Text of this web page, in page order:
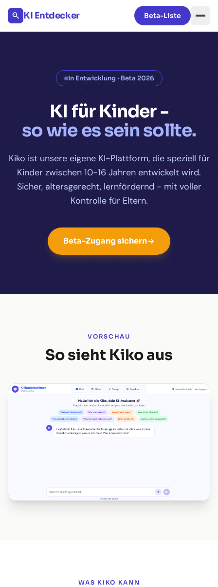
KI Entdecker Beta-Liste
In Entwicklung · Beta 2026
KI für Kinder -
so wie es sein sollte.
Kiko ist unsere eigene KI-Plattform, die speziell für
Kinder zwischen 10-16 Jahren entwickelt wird.
Sicher, altersgerecht, lernfördernd - mit voller
Kontrolle für Eltern.
Beta-Zugang sichern
VORSCHAU
So sieht Kiko aus
WAS KIKO KANN